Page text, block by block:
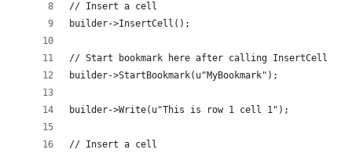
// Insert a cell
builder->InsertCell();
// Start bookmark here after calling InsertCell
builder->StartBookmark(u"MyBookmark");
builder->Write(u"This is row 1 cell 1");
// Insert a cell